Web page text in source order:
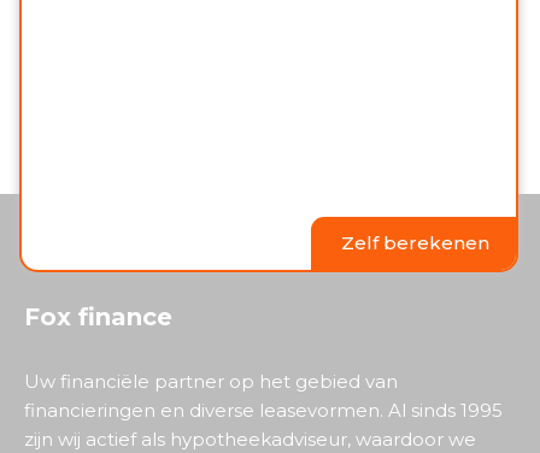
Zelf berekenen
Fox finance
Uw financiële partner op het gebied van
financieringen en diverse leasevormen. Al sinds 1995
zijn wij actief als hypotheekadviseur, waardoor we